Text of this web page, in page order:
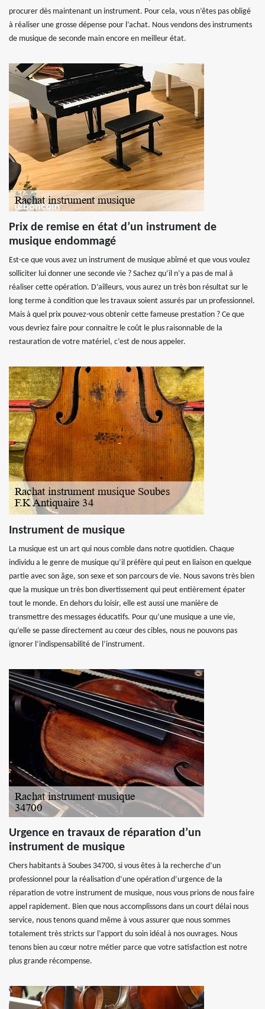
procurer dès maintenant un instrument. Pour cela, vous n’êtes pas obligé
à réaliser une grosse dépense pour l’achat. Nous vendons des instruments
de musique de seconde main encore en meilleur état.
Prix de remise en état d’un instrument de
musique endommagé
Est-ce que vous avez un instrument de musique abîmé et que vous voulez
solliciter lui donner une seconde vie ? Sachez qu’il n’y a pas de mal à
réaliser cette opération. D’ailleurs, vous aurez un très bon résultat sur le
long terme à condition que les travaux soient assurés par un professionnel.
Mais à quel prix pouvez-vous obtenir cette fameuse prestation ? Ce que
vous devriez faire pour connaitre le coût le plus raisonnable de la
restauration de votre matériel, c’est de nous appeler.
Instrument de musique
La musique est un art qui nous comble dans notre quotidien. Chaque
individu a le genre de musique qu’il préfère qui peut en liaison en quelque
partie avec son âge, son sexe et son parcours de vie. Nous savons très bien
que la musique un très bon divertissement qui peut entièrement épater
tout le monde. En dehors du loisir, elle est aussi une manière de
transmettre des messages éducatifs. Pour qu’une musique a une vie,
qu’elle se passe directement au cœur des cibles, nous ne pouvons pas
ignorer l’indispensabilité de l’instrument.
Urgence en travaux de réparation d’un
instrument de musique
Chers habitants à Soubes 34700, si vous êtes à la recherche d’un
professionnel pour la réalisation d’une opération d’urgence de la
réparation de votre instrument de musique, nous vous prions de nous faire
appel rapidement. Bien que nous accomplissons dans un court délai nous
service, nous tenons quand même à vous assurer que nous sommes
totalement très stricts sur l’apport du soin idéal à nos ouvrages. Nous
tenons bien au cœur notre métier parce que votre satisfaction est notre
plus grande récompense.